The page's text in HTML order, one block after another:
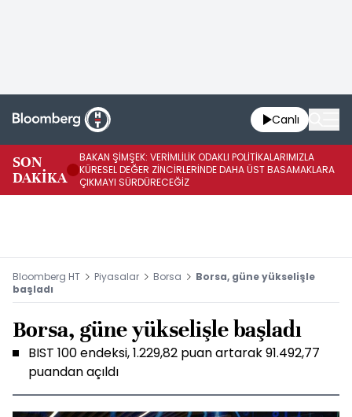
Canlı
SON
DAKİKA
BAKAN ŞİMŞEK: VERİMLİLİK ODAKLI POLİTİKALARIMIZLA
KÜRESEL DEĞER ZİNCİRLERİNDE DAHA ÜST BASAMAKLARA
ÇIKMAYI SÜRDÜRECEĞİZ
Bloomberg HT Piyasalar Borsa
Borsa, güne yükselişle
başladı
Borsa, güne yükselişle başladı
BIST 100 endeksi, 1.229,82 puan artarak 91.492,77
puandan açıldı